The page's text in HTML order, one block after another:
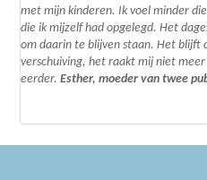
met mijn kinderen. Ik voel minder
die ik mijzelf had opgelegd.Het
om daarin te blijven staan. Het blijft
verschuiving, het raakt mij niet meer
eerder.Esther, moeder van twee